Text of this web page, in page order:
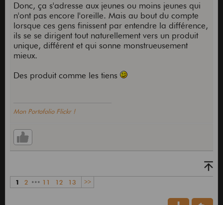
Donc, ça s'adresse aux jeunes ou moins jeunes qui
n'ont pas encore l'oreille. Mais au bout du compte
lorsque ces gens finissent par entendre la différence,
ils se se dirigent tout naturellement vers un produit
unique, différent et qui sonne monstrueusement
mieux.
Des produit comme les tiens
Mon Portofolio Flickr !
1 2 ••• 11 12 13 >>